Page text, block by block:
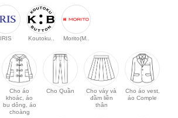
IRIS Koutoku.. Morito(M..
Cho áo
khoác, áo
bu dông, áo
choàng
Cho Quần
Cho váy và
đầm liền
thân
Cho áo vest,
áo Comple